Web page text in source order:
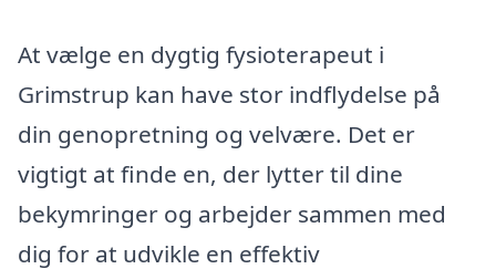
At vælge en dygtig fysioterapeut i
Grimstrup kan have stor indflydelse på
din genopretning og velvære. Det er
vigtigt at finde en, der lytter til dine
bekymringer og arbejder sammen med
dig for at udvikle en effektiv